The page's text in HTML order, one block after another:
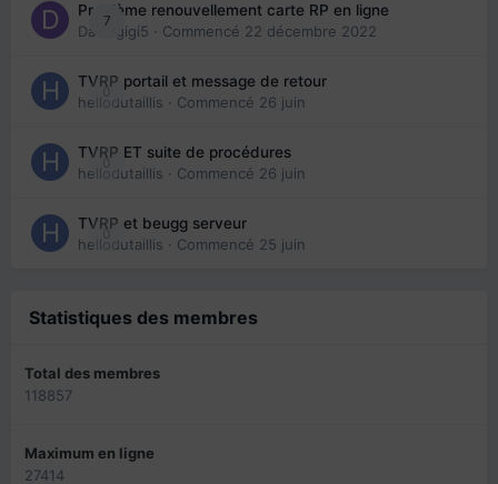
7
Problème renouvellement carte RP en ligne
Davidgigi5 · Commencé 22 décembre 2022
0
TVRP portail et message de retour
hellodutaillis · Commencé 26 juin
0
TVRP ET suite de procédures
hellodutaillis · Commencé 26 juin
0
TVRP et beugg serveur
hellodutaillis · Commencé 25 juin
Statistiques des membres
Total des membres
118857
Maximum en ligne
27414